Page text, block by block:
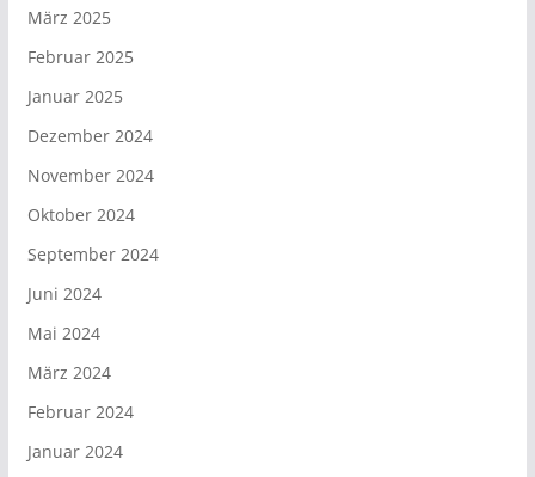
März 2025
Februar 2025
Januar 2025
Dezember 2024
November 2024
Oktober 2024
September 2024
Juni 2024
Mai 2024
März 2024
Februar 2024
Januar 2024